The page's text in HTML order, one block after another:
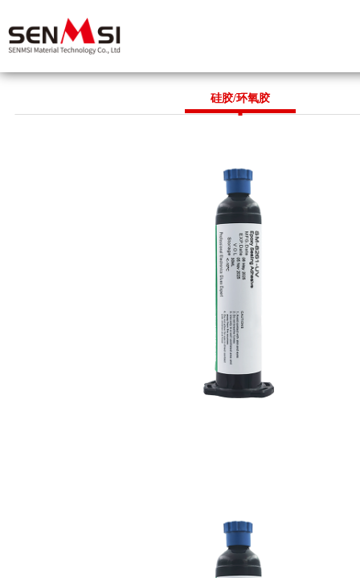
首 页
辉煌业绩
企业荣誉
合作伙伴
产品中心
导热胶
导电胶
硅胶/环氧胶
耐高温胶
聚氨酯胶
溶剂及水性胶
行业应用
新闻资讯
公司动态
行业资讯
应用手册
产品知识
联系方式
硅胶/环氧胶